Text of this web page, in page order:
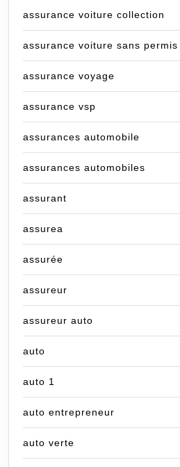
assurance voiture collection
assurance voiture sans permis
assurance voyage
assurance vsp
assurances automobile
assurances automobiles
assurant
assurea
assurée
assureur
assureur auto
auto
auto 1
auto entrepreneur
auto verte